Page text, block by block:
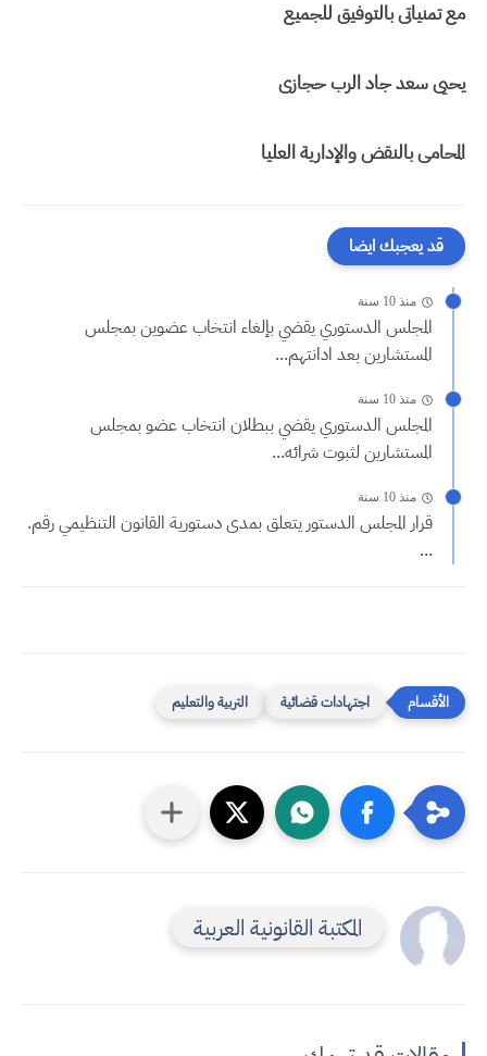
مع تمنياتى بالتوفيق للجميع
يحيى سعد جاد الرب حجازى
المحامى بالنقض والإدارية العليا
قد يعجبك ايضا
منذ 10 سنة
المجلس الدستوري يقضي بإلغاء انتخاب عضوين بمجلس
المستشارين بعد ادانتهم...
منذ 10 سنة
المجلس الدستوري يقضي ببطلان انتخاب عضو بمجلس
المستشارين لثبوت شرائه...
منذ 10 سنة
قرار المجلس الدستور يتعلق بمدى دستورية القانون التنظيمي رقم.
...
اجتهادات قضائية التربية والتعليم
المكتبة القانونية العربية